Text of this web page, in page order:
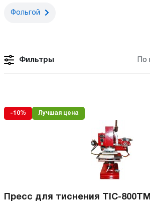
Фольгой
Фильтры
-10% Лучшая цена
Пресс для тиснения TIC-800TM